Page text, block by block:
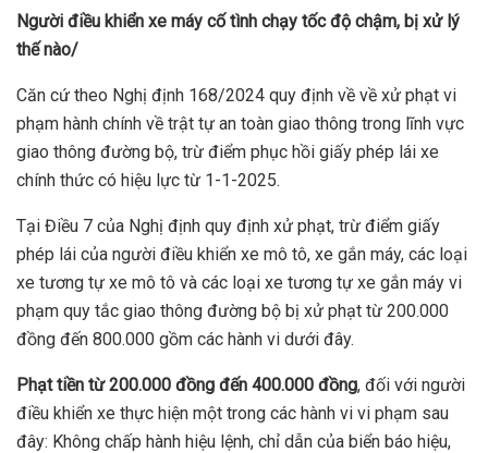
Người điều khiển xe máy cố tình chạy tốc độ chậm, bị xử lý
thế nào/
Căn cứ theo Nghị định 168/2024 quy định về về xử phạt vi
phạm hành chính về trật tự an toàn giao thông trong lĩnh vực
giao thông đường bộ, trừ điểm phục hồi giấy phép lái xe
chính thức có hiệu lực từ 1-1-2025.
Tại Điều 7 của Nghị định quy định xử phạt, trừ điểm giấy
phép lái của người điều khiển xe mô tô, xe gắn máy, các loại
xe tương tự xe mô tô và các loại xe tương tự xe gắn máy vi
phạm quy tắc giao thông đường bộ bị xử phạt từ 200.000
đồng đến 800.000 gồm các hành vi dưới đây.
Phạt tiền từ 200.000 đồng đến 400.000 đồng, đối với người
điều khiển xe thực hiện một trong các hành vi vi phạm sau
đây: Không chấp hành hiệu lệnh, chỉ dẫn của biển báo hiệu,